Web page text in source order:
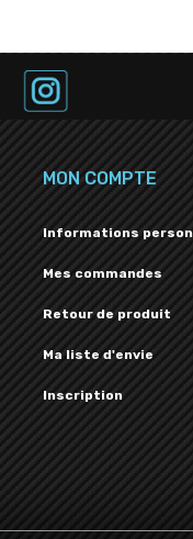
MON COMPTE
Informations
Mes commandes
Retour de produit
Ma liste d'envie
Inscription